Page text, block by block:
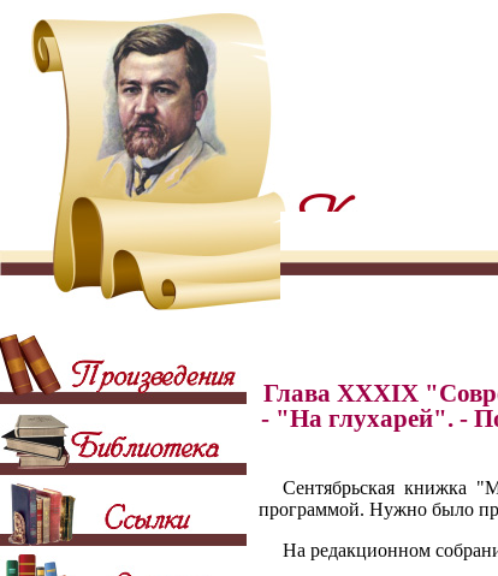
Глава XXXIX
- "На глухарей". -
Сентябрьская книжка
программой. Нужно было
На редакционном